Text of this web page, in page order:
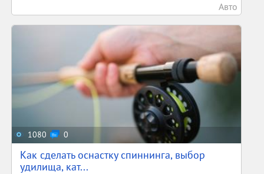
Авто
1080 0
Как сделать оснастку спиннинга, выбор
удилища, кат...